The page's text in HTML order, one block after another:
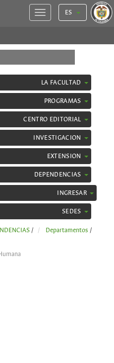
ES
LA FACULTAD
PROGRAMAS
CENTRO EDITORIAL
INVESTIGACION
EXTENSION
DEPENDENCIAS
INGRESAR
SEDES
/ Departamentos /